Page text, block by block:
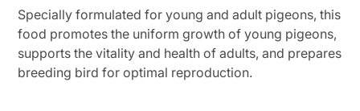
Specially formulated for young and adult pigeons, this
food promotes the uniform growth of young pigeons,
supports the vitality and health of adults, and prepares
breeding bird for optimal reproduction.